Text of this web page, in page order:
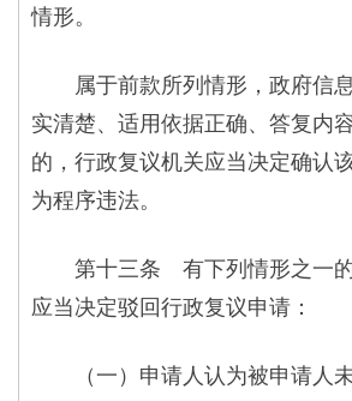
情形。
属于前款所列情形，政府信
实清楚、适用依据正确、答复内
的，行政复议机关应当决定确认
为程序违法。
第十三条 有下列情形之一的
应当决定驳回行政复议申请：
（一）申请人认为被申请人未